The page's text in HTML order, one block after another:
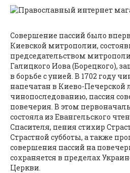
Совершение пассий было
Киевской митрополии,
председательством
Галицкого Иова (Борецкого),
в борьбе с унией. В 1702 году
напечатан в Киево-Печерской
чинопоследованию, пассия
повечерия. В этом
состояла из Евангельского
Спасителя, пения стихир
Страстной субботы, а также
совершения пассий на
сохраняется в пределах
Церкви.